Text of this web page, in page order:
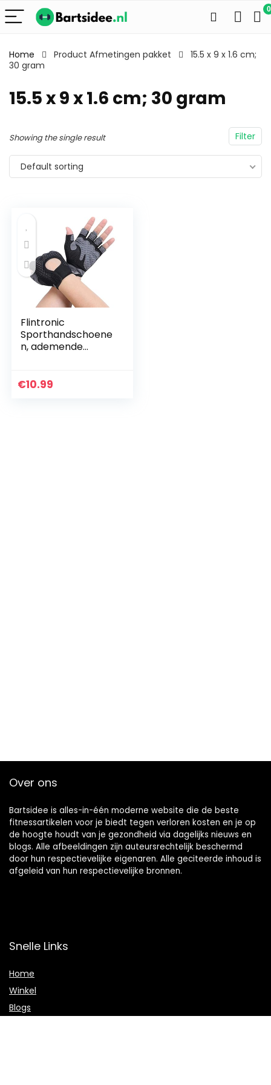
0
Home Product Afmetingen pakket
15.5 x 9 x 1.6 cm;
30 gram
15.5 x 9 x 1.6 cm; 30 gram
Filter
Showing the single result
Default sorting
Flintronic
Sporthandschoene
n, ademende
microvezelstof,
€10.99
Over ons
Bartsidee is alles-in-één moderne website die de beste
fitnessartikelen voor je biedt tegen verloren kosten en je op
de hoogte houdt van je gezondheid via dagelijks nieuws en
blogs. Alle afbeeldingen zijn auteursrechtelijk beschermd
door hun respectievelijke eigenaren. Alle geciteerde inhoud is
afgeleid van hun respectievelijke bronnen.
Snelle Links
Home
Winkel
Blogs